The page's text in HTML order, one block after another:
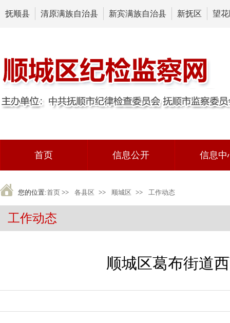
抚顺县 清原满族自治县 新宾满族自治县 新抚区 望
首页 信息公开 信息中
您的位置:首页 >> 各县区 >> 顺城区 >> 工作动态
工作动态
顺城区葛布街道